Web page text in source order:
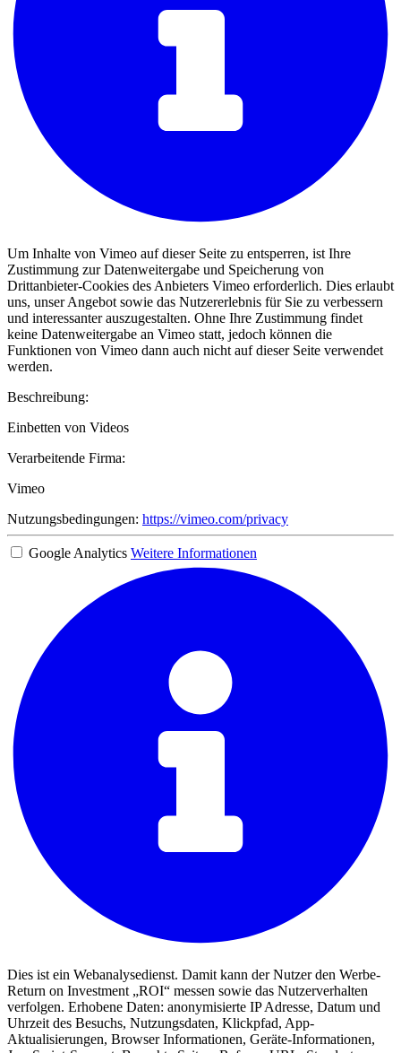
Um Inhalte von Vimeo auf dieser Seite zu entsperren, ist Ihre
Zustimmung zur Datenweitergabe und Speicherung von
Drittanbieter-Cookies des Anbieters Vimeo erforderlich. Dies erlaubt
uns, unser Angebot sowie das Nutzererlebnis für Sie zu verbessern
und interessanter auszugestalten. Ohne Ihre Zustimmung findet
keine Datenweitergabe an Vimeo statt, jedoch können die
Funktionen von Vimeo dann auch nicht auf dieser Seite verwendet
werden.
Beschreibung:
Einbetten von Videos
Verarbeitende Firma:
Vimeo
Nutzungsbedingungen: https://vimeo.com/privacy
Google Analytics Weitere Informationen
Dies ist ein Webanalysedienst. Damit kann der Nutzer den Werbe-
Return on Investment „ROI“ messen sowie das Nutzerverhalten
verfolgen. Erhobene Daten: anonymisierte IP Adresse, Datum und
Uhrzeit des Besuchs, Nutzungsdaten, Klickpfad, App-
Aktualisierungen, Browser Informationen, Geräte-Informationen,